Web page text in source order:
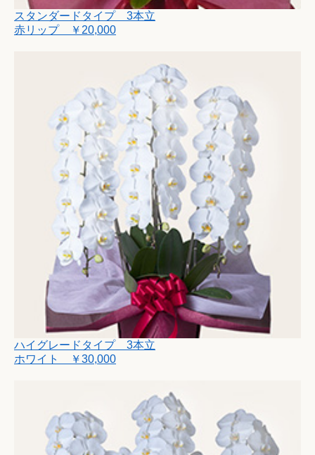
スタンダードタイプ 3本立
赤リップ ￥20,000
ハイグレードタイプ 3本立
ホワイト ￥30,000